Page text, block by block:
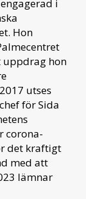
i
Hon
uppdrag hon
utses
för Sida
corona-
det kraftigt
med att
lämnar